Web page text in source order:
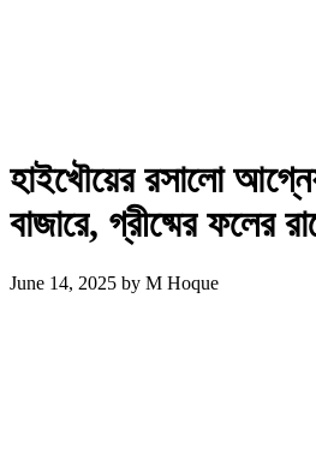
হাইখৌয়ের রসালো
বাজারে, গ্রীষ্মের ফলের
June 14, 2025 by M Hoque